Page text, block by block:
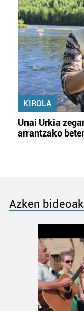
KIROLA
Unai Urkia
arrantzako
Azken bideoak